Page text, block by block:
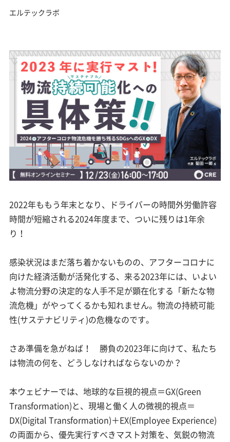
エルテックラボ
2022年ももう年末となり、ドライバーの時間外労働許容
時間が短縮される2024年度まで、ついに残りは1年余
り！
感染状況はまだ落ち着かないものの、アフターコロナに
向けた経済活動が活発化する、来る2023年には、いよい
よ物流分野の決定的な人手不足が顕在化する「新たな物
流危機」がやってくるかも知れません。物流の持続可能
性(サステナビリティ)の危機なのです。
さあ準備を急がねば！ 勝負の2023年に向けて、私たち
は物流の何を、どうしなければならないのか？
本ウェビナーでは、地球的な巨視的視点＝GX(Green
Transformation)と、現場と働く人の微視的視点＝
DX(Digital Transformation)＋EX(Employee Experience)
の両面から、優先実行すべきマスト対策を、気鋭の物流